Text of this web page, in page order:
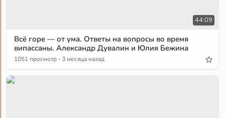
44:09
Всё горе — от ума. Ответы на вопросы во время
випассаны. Александр Дувалин и Юлия Бежина
1051 просмотр · 3 месяца назад